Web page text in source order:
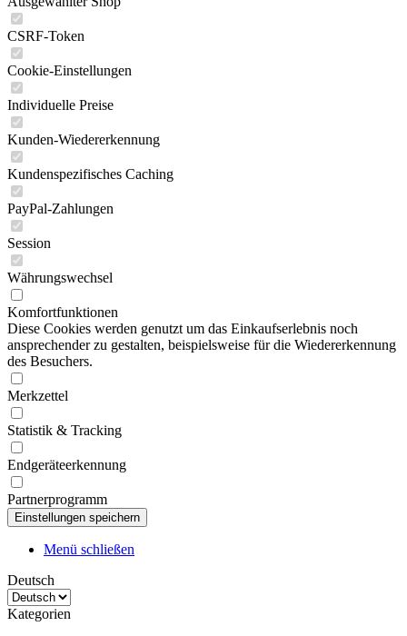
CSRF-Token
Cookie-Einstellungen
Individuelle Preise
Kunden-Wiedererkennung
Kundenspezifisches Caching
PayPal-Zahlungen
Session
Währungswechsel
Komfortfunktionen
Diese Cookies werden genutzt um das Einkaufserlebnis noch
ansprechender zu gestalten, beispielsweise für die Wiedererkennung
des Besuchers.
Merkzettel
Statistik & Tracking
Endgeräteerkennung
Partnerprogramm
Menü schließen
Deutsch
Kategorien